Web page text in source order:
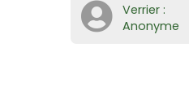
Verrier :
Anonyme